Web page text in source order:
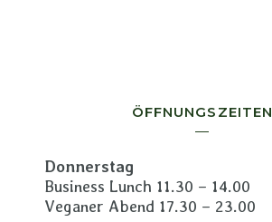
ÖFFNUNGSZEITEN
Donnerstag
Business Lunch 11.30 – 14.00
Veganer Abend 17.30 – 23.00